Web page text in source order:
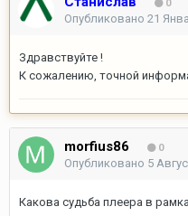
0
Опубликовано 21
Здравствуйте !
К сожалению, точной
morfius86 0
Опубликовано 5
Какова судьба плеера в